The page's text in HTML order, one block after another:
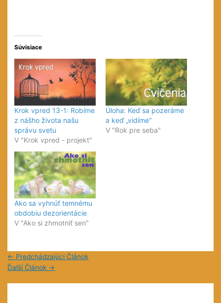
Súvisiace
Krok vpred 13-1: Robíme
z nášho života našu
správu svetu
V "Krok vpred - projekt"
Úloha: Keď sa pozeráme
a keď „vidíme“
V "Rok pre seba"
Ako sa vyhnúť temnému
obdobiu dezorientácie
V "Ako si zhmotniť sen"
← Predchádzajúci Článok
Ďalší Článok →